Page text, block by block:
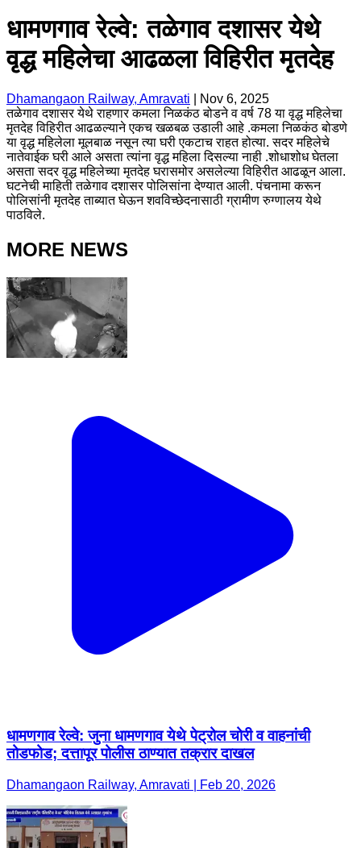
धामणगाव रेल्वे: तळेगाव दशासर येथे
वृद्ध महिलेचा आढळला विहिरीत मृतदेह
Dhamangaon Railway, Amravati
Nov 6, 2025
तळेगाव दशासर येथे राहणार कमला निळकंठ बोडने व वर्ष 78 या वृद्ध महिलेचा
मृतदेह विहिरीत आढळल्याने एकच खळबळ उडाली आहे .कमला निळकंठ बोडणे
या वृद्ध महिलेला मूलबाळ नसून त्या घरी एकटाच राहत होत्या. सदर महिलेचे
नातेवाईक घरी आले असता त्यांना वृद्ध महिला दिसल्या नाही .शोधाशोध घेतला
असता सदर वृद्ध महिलेच्या मृतदेह घरासमोर असलेल्या विहिरीत आढळून आला.
घटनेची माहिती तळेगाव दशासर पोलिसांना देण्यात आली. पंचनामा करून
पोलिसांनी मृतदेह ताब्यात घेऊन शवविच्छेदनासाठी ग्रामीण रुग्णालय येथे
पाठविले.
MORE NEWS
धामणगाव रेल्वे: जुना धामणगाव येथे पेट्रोल चोरी व वाहनांची
तोडफोड; दत्तापूर पोलीस ठाण्यात तक्रार दाखल
Dhamangaon Railway, Amravati | Feb 20, 2026